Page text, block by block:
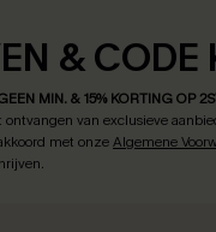
& CODE
MIN. & 15% KORTING OP
van exclusieve
met onzeAlgemene